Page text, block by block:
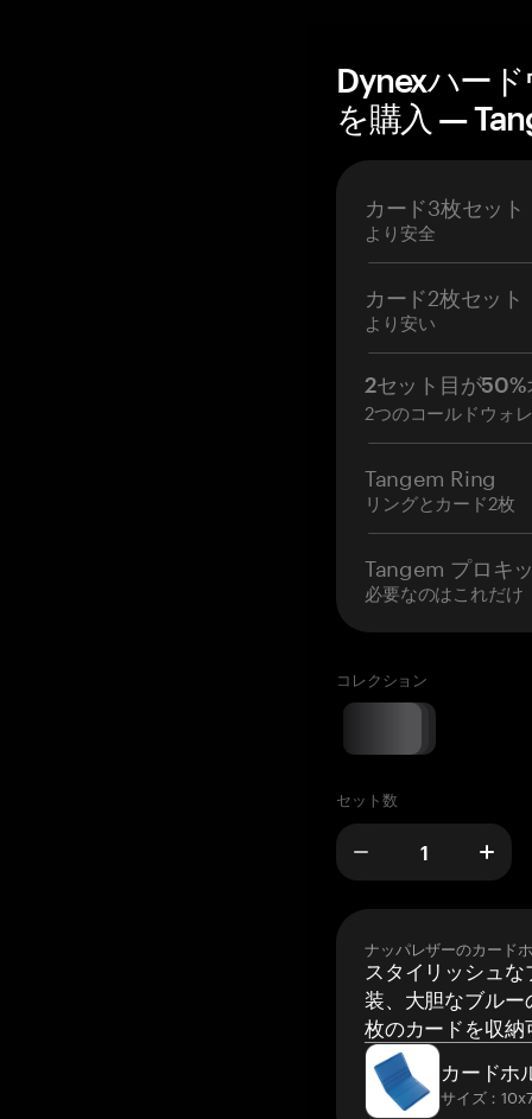
Dynexハー
を購入 —
カード3枚セット
より安全
カード2枚セット
より安い
2セット目が50%
2つのコールドウォ
Tangem Ring
リングとカード2枚
Tangem プロキ
必要なのはこれだけ
コレクション
セット数
ナッパレザーのカード
スタイリッシュ
装、大胆なブルー
枚のカードを収納
カードホ
サイズ：